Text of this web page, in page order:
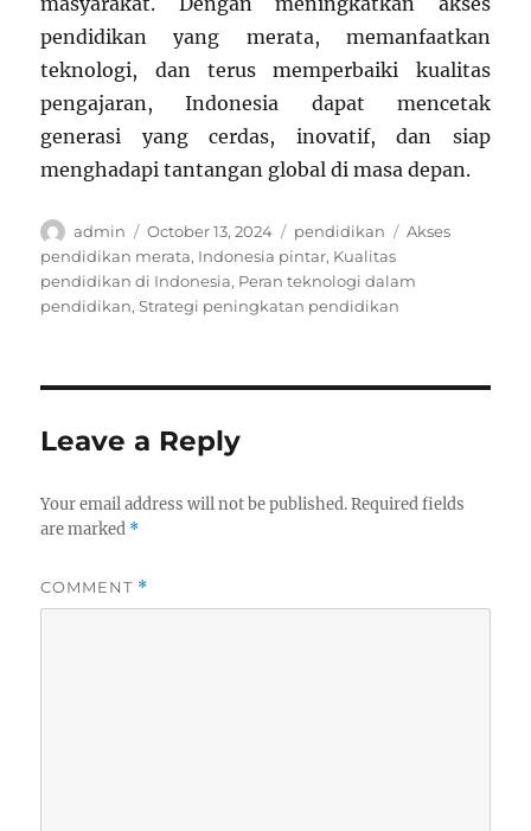
pendidikan yang merata, memanfaatkan
teknologi, dan terus memperbaiki kualitas
pengajaran, Indonesia dapat mencetak
generasi yang cerdas, inovatif, dan siap
menghadapi tantangan global di masa depan.
Author
admin
Posted
on
October 13, 2024 Categories
pendidikan Tags
Akses
pendidikan merata, Indonesia pintar, Kualitas
pendidikan di Indonesia, Peran teknologi dalam
pendidikan,Strategi peningkatan pendidikan
Leave a Reply
Your email address will not be published. Required fields
are marked *
COMMENT *